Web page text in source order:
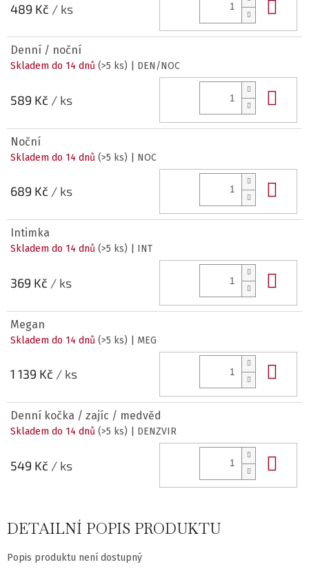
489 Kč / ks
Denní / noční
Skladem do 14 dnů (>5 ks) | DEN/NOC
589 Kč / ks
Noční
Skladem do 14 dnů (>5 ks) | NOC
689 Kč / ks
Intimka
Skladem do 14 dnů (>5 ks) | INT
369 Kč / ks
Megan
Skladem do 14 dnů (>5 ks) | MEG
1 139 Kč / ks
Denní kočka / zajíc / medvěd
Skladem do 14 dnů (>5 ks) | DENZVIR
549 Kč / ks
DETAILNÍ POPIS PRODUKTU
Popis produktu není dostupný